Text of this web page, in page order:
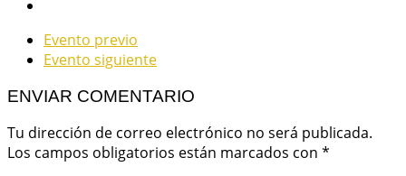
Evento previo
Evento siguiente
ENVIAR COMENTARIO
Tu dirección de correo electrónico no será publicada.
Los campos obligatorios están marcados con *